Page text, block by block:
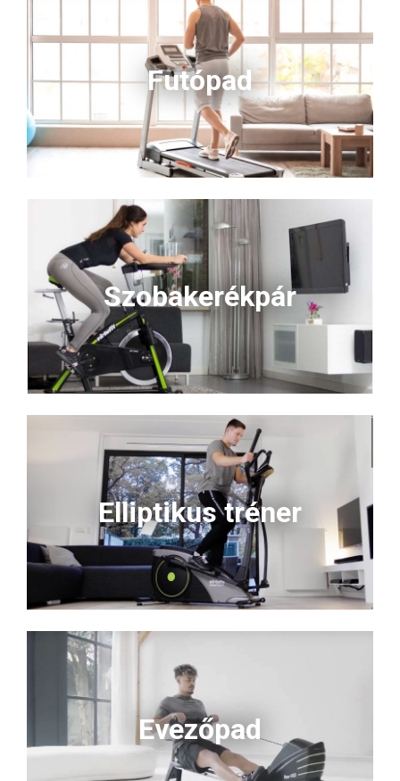
Futópad
Szobakerékpár
Elliptikus tréner
Evezőpad